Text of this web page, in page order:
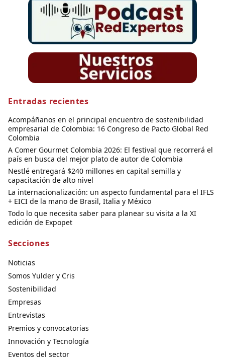
Entradas recientes
Acompáñanos en el principal encuentro de sostenibilidad
empresarial de Colombia: 16 Congreso de Pacto Global Red
Colombia
A Comer Gourmet Colombia 2026: El festival que recorrerá el
país en busca del mejor plato de autor de Colombia
Nestlé entregará $240 millones en capital semilla y
capacitación de alto nivel
La internacionalización: un aspecto fundamental para el IFLS
+ EICI de la mano de Brasil, Italia y México
Todo lo que necesita saber para planear su visita a la XI
edición de Expopet
Secciones
Noticias
Somos Yulder y Cris
Sostenibilidad
Empresas
Entrevistas
Premios y convocatorias
Innovación y Tecnología
Eventos del sector